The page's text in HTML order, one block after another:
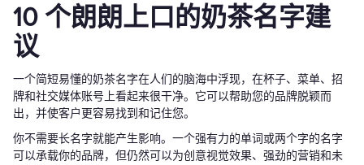
10 个朗朗上口的奶茶名字建
议
一个简短易懂的奶茶名字在人们的脑海中浮现，在杯子、菜单、招
牌和社交媒体账号上看起来很干净。它可以帮助您的品牌脱颖而
出，并使客户更容易找到和记住您。
你不需要长名字就能产生影响。一个强有力的单词或两个字的名字
可以承载你的品牌，但仍然可以为创意视觉效果、强劲的营销和未